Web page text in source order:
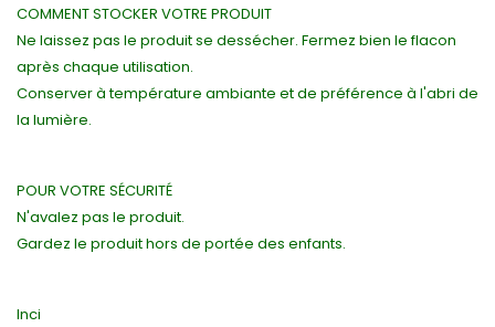
COMMENT STOCKER VOTRE PRODUIT
Ne laissez pas le produit se dessécher. Fermez bien le flacon
après chaque utilisation.
Conserver à température ambiante et de préférence à l'abri de
la lumière.
POUR VOTRE SÉCURITÉ
N'avalez pas le produit.
Gardez le produit hors de portée des enfants.
Inci